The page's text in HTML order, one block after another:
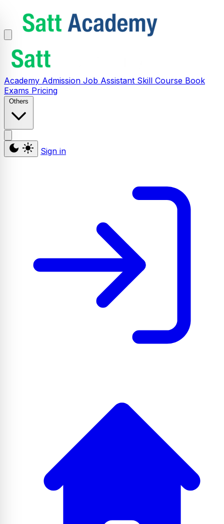
Academy Admission Job Assistant Skill Course Book
Exams Pricing
Others
Sign in